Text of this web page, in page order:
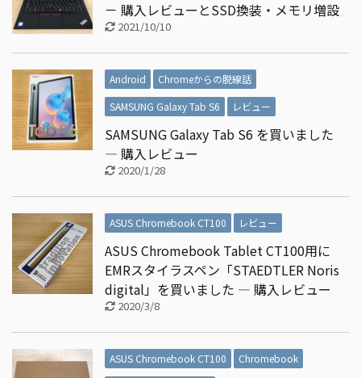
－ 購入レビューとSSD換装・メモリ増設
2021/10/10
Android
Chromeからの脱線話
SAMSUNG Galaxy Tab S6
レビュー
SAMSUNG Galaxy Tab S6 を買いました
― 購入レビュー
2020/1/28
ASUS Chromebook CT100 レビュー
ASUS Chromebook Tablet CT100用に
EMRスタイラスペン「STAEDTLER Noris
digital」を買いました ― 購入レビュー
2020/3/8
ASUS Chromebook CT100
Chromebook